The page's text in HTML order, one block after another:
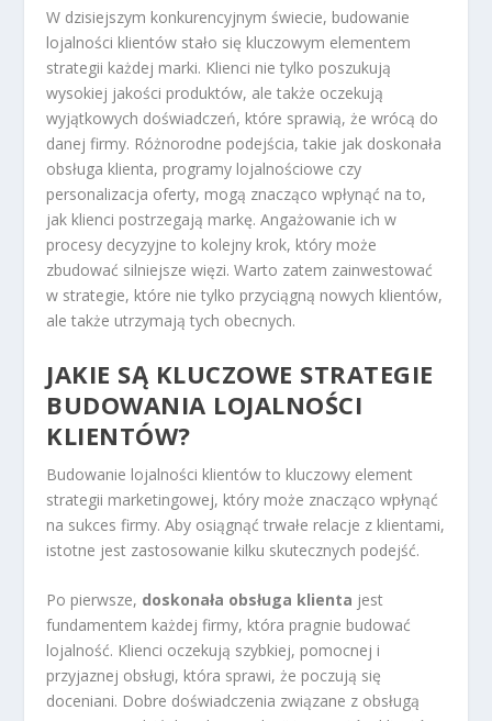
W dzisiejszym konkurencyjnym świecie, budowanie
lojalności klientów stało się kluczowym elementem
strategii każdej marki. Klienci nie tylko poszukują
wysokiej jakości produktów, ale także oczekują
wyjątkowych doświadczeń, które sprawią, że wrócą do
danej firmy. Różnorodne podejścia, takie jak doskonała
obsługa klienta, programy lojalnościowe czy
personalizacja oferty, mogą znacząco wpłynąć na to,
jak klienci postrzegają markę. Angażowanie ich w
procesy decyzyjne to kolejny krok, który może
zbudować silniejsze więzi. Warto zatem zainwestować
w strategie, które nie tylko przyciągną nowych klientów,
ale także utrzymają tych obecnych.
JAKIE SĄ KLUCZOWE STRATEGIE
BUDOWANIA LOJALNOŚCI
KLIENTÓW?
Budowanie lojalności klientów to kluczowy element
strategii marketingowej, który może znacząco wpłynąć
na sukces firmy. Aby osiągnąć trwałe relacje z klientami,
istotne jest zastosowanie kilku skutecznych podejść.
Po pierwsze, doskonała obsługa klienta jest
fundamentem każdej firmy, która pragnie budować
lojalność. Klienci oczekują szybkiej, pomocnej i
przyjaznej obsługi, która sprawi, że poczują się
doceniani. Dobre doświadczenia związane z obsługą